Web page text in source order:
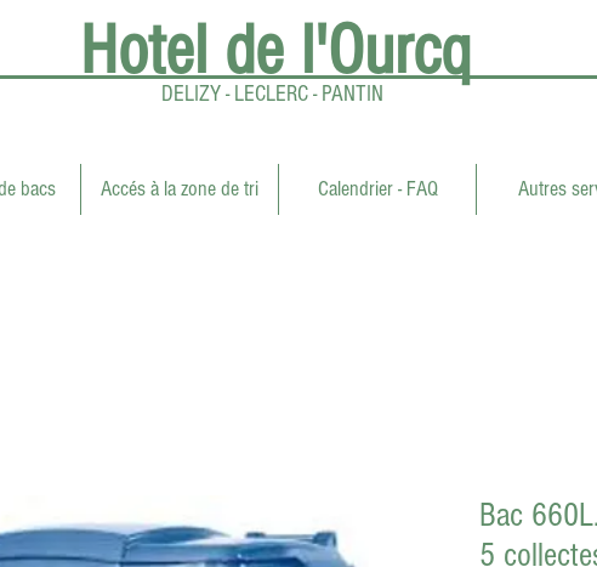
Hotel de l'Ourcq
DELIZY - LECLERC - PANTIN
bacs Accés à la zone de tri Calendrier - FAQ Autres
Bac
5